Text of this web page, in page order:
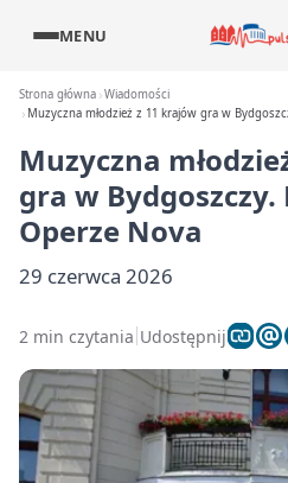
MENU
Strona główna Wiadomości
Muzyczna młodzież z 11 krajów gra w
Muzyczna
gra w Bydgoszczy.
Operze Nova
29 czerwca 2026
2 min czytania Udostępnij